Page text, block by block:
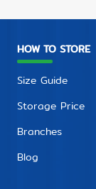
HOW TO STORE
Size Guide
Storage Price
Branches
Blog